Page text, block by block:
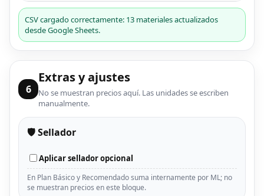
CSV cargado correctamente: 13 materiales actualizados
desde Google Sheets.
6
Extras y ajustes
No se muestran precios aquí. Las unidades se escriben
manualmente.
🛡️ Sellador
Aplicar sellador opcional
En Plan Básico y Recomendado suma internamente por ML; no
se muestran precios en este bloque.